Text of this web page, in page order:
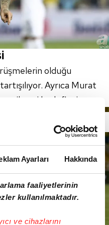
Ayarları Hakkında
faaliyetlerinin
kullanılmaktadır.
ve cihazlarını
olduğu
Ayrıca Murat
hedefleniyor